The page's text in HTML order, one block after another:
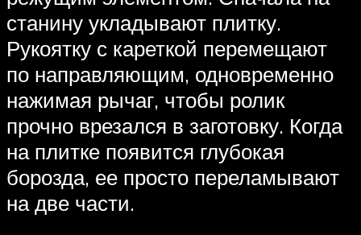
станину укладывают плитку.
Рукоятку с кареткой перемещают
по направляющим, одновременно
нажимая рычаг, чтобы ролик
прочно врезался в заготовку. Когда
на плитке появится глубокая
борозда, ее просто переламывают
на две части.